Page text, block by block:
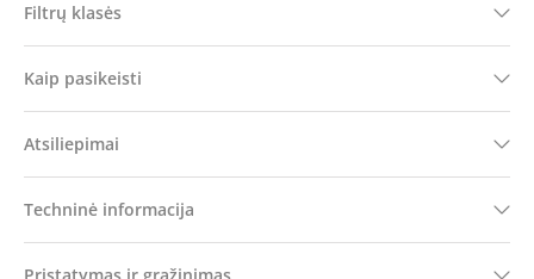
Filtrų klasės
Kaip pasikeisti
Atsiliepimai
Techninė informacija